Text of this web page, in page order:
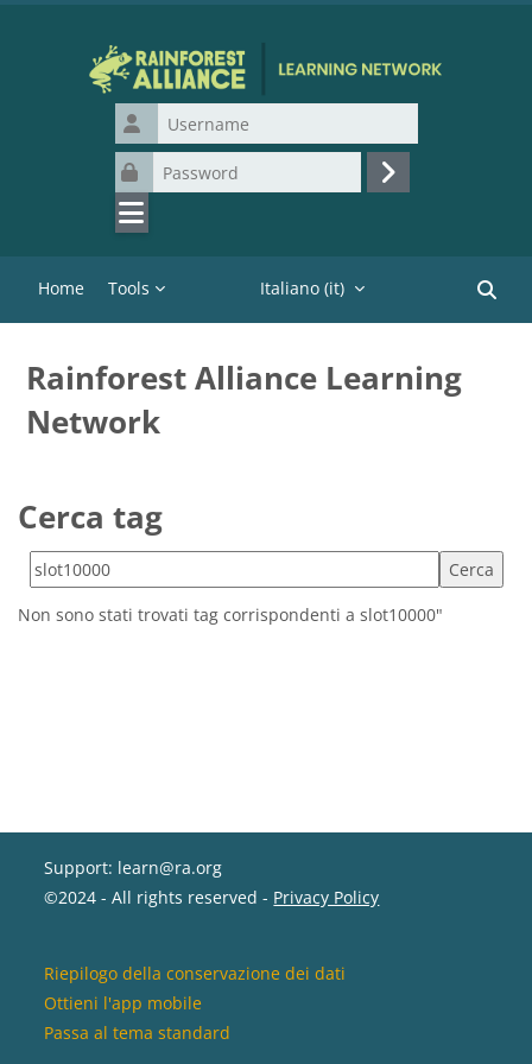
Username
Password
Login
Home Tools Italiano ‎(it)‎
Cerca
Rainforest Alliance Learning
Network
Cerca tag
Cerca tag
Non sono stati trovati tag corrispondenti a slot10000"
Support: learn@ra.org
©2024 - All rights reserved - Privacy Policy
Riepilogo della conservazione dei dati
Ottieni l'app mobile
Passa al tema standard